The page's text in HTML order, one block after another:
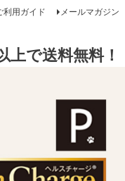
利用ガイド メールマガジン
上で送料無料！